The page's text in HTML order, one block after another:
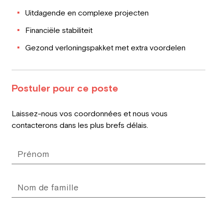
Uitdagende en complexe projecten
Financiële stabiliteit
Gezond verloningspakket met extra voordelen
Postuler pour ce poste
Laissez-nous vos coordonnées et nous vous
contacterons dans les plus brefs délais.